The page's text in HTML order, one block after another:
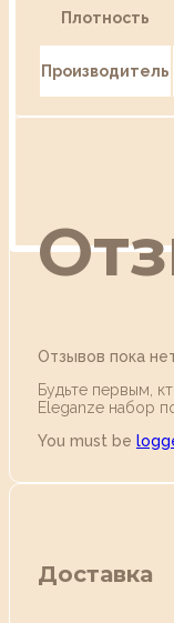
Плотность
Производитель
Отзывов пока
Будьте первым,
Eleganze набор
You must be
Доставка